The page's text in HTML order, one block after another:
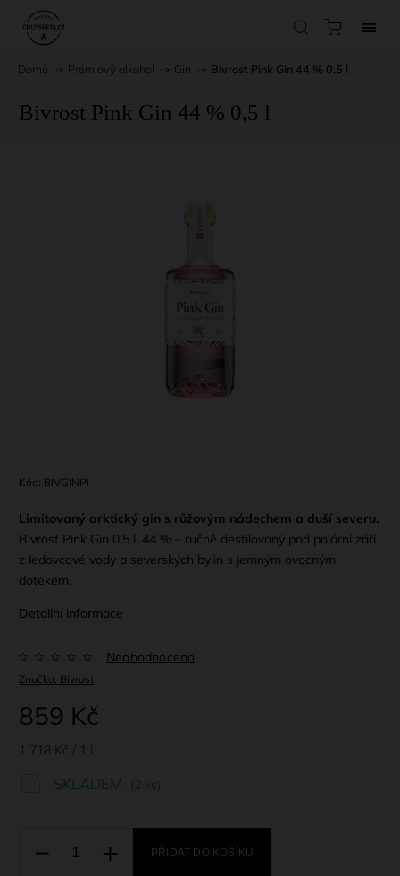
Domů Prémiový alkohol Gin Bivrost Pink Gin 44 % 0,5 l
Bivrost Pink Gin 44 % 0,5 l
Kód: BIVGINPI
Limitovaný arktický gin s růžovým nádechem a duší severu.
Bivrost Pink Gin 0,5 l, 44 % – ručně destilovaný pod polární září
z ledovcové vody a severských bylin s jemným ovocným
dotekem.
Detailní informace
Značka: Bivrost
Neohodnoceno
859 Kč
1 718 Kč / 1 l
SKLADEM
PŘIDAT DO KOŠÍKU